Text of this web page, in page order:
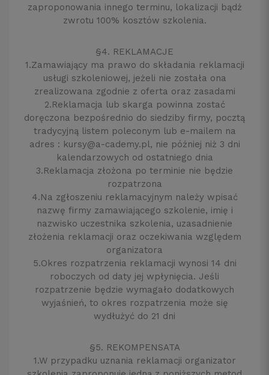
zaproponowania innego terminu, lokalizacji bądź
zwrotu 100% kosztów szkolenia.
§4. REKLAMACJE
1.Zamawiający ma prawo do składania reklamacji
usługi szkoleniowej, jeżeli nie została ona
zrealizowana zgodnie z oferta oraz zasadami
2.Reklamacja lub skarga powinna zostać
doręczona bezpośrednio do siedziby firmy, pocztą
tradycyjną listem poleconym lub e-mailem na
adres : kursy@a-cademy.pl, nie później niż 3 dni
kalendarzowych od ostatniego dnia
3.Reklamacja złożona po terminie nie będzie
rozpatrzona
4.Na zgłoszeniu reklamacyjnym należy wpisać
nazwę firmy zamawiającego szkolenie, imię i
nazwisko uczestnika szkolenia, uzasadnienie
złożenia reklamacji oraz oczekiwania względem
organizatora
5.Okres rozpatrzenia reklamacji wynosi 14 dni
roboczych od daty jej wpłynięcia. Jeśli
rozpatrzenie będzie wymagało dodatkowych
wyjaśnień, to okres rozpatrzenia może się
wydłużyć do 21 dni
§5. REKOMPENSATA
1.W przypadku uznania reklamacji organizator